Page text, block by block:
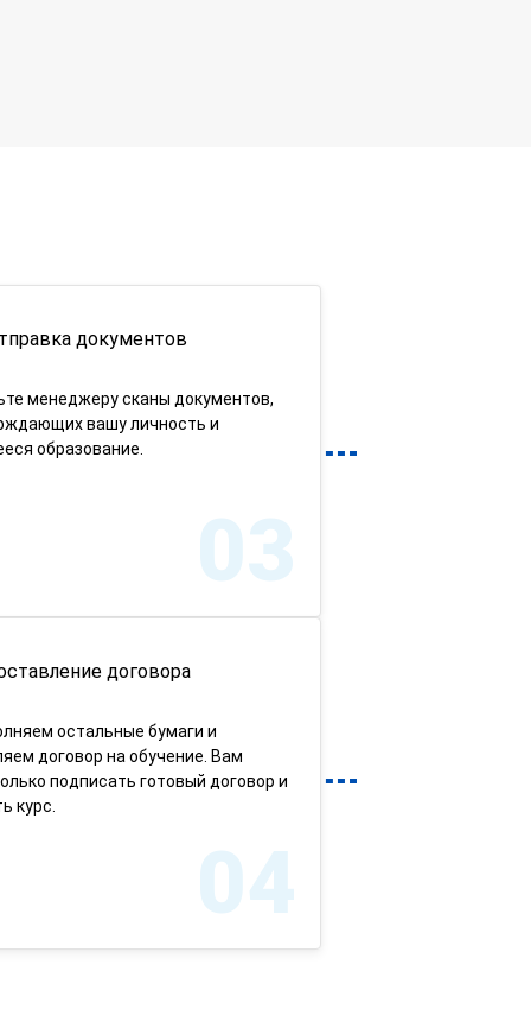
документов
менеджеру сканы документов,
вашу личность и
образование.
03
договора
остальные бумаги и
договор на обучение. Вам
подписать готовый договор и
курс.
04